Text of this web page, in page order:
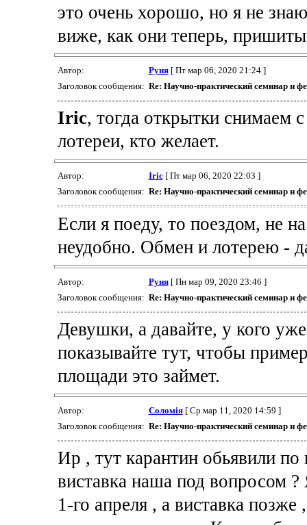
это очень хорошо, но я не
виже, как они теперь,
Автор: Руня[ Пт мар 06, 2020 21:24 ]
Заголовок сообщения: Re: Научно-практический семинар и
Iric, тогда открытки снимаем
лотереи, кто желает.
Автор: Iric[ Пт мар 06, 2020 22:03 ]
Заголовок сообщения: Re: Научно-практический семинар и
Если я поеду, то поездом, не
неудобно. Обмен и лотерею -
Автор: Руня[ Пн мар 09, 2020 23:46 ]
Заголовок сообщения: Re: Научно-практический семинар и
Девушки, а давайте, у кого
показывайте тут, чтобы
площади это займет.
Автор: Соломія[ Ср мар 11, 2020 14:59 ]
Заголовок сообщения: Re: Научно-практический семинар и
Ир , тут карантин обьявили по
виставка наша под вопросом
1-го апреля , а виставка позже